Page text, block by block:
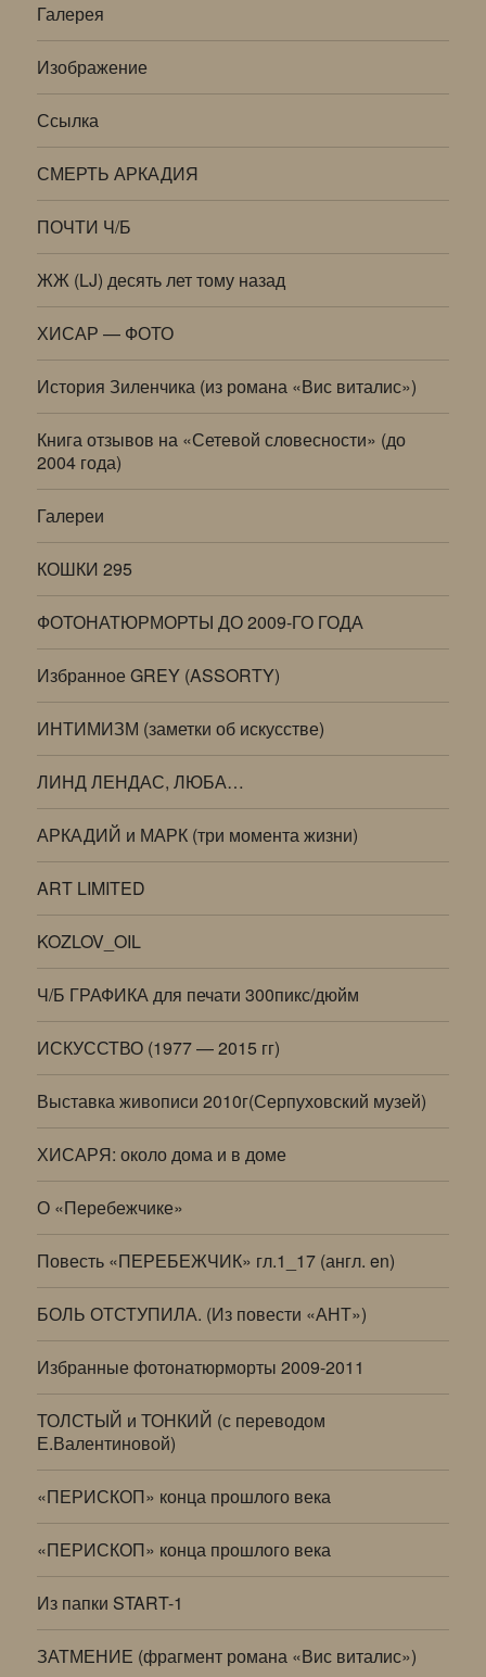
Галерея
Изображение
Ссылка
СМЕРТЬ АРКАДИЯ
ПОЧТИ Ч/Б
ЖЖ (LJ) десять лет тому назад
ХИСАР — ФОТО
История Зиленчика (из романа «Вис виталис»)
Книга отзывов на «Сетевой словесности» (до
2004 года)
Галереи
КОШКИ 295
ФОТОНАТЮРМОРТЫ ДО 2009-ГО ГОДА
Избранное GREY (ASSORTY)
ИНТИМИЗМ (заметки об искусстве)
ЛИНД ЛЕНДАС, ЛЮБА…
АРКАДИЙ и МАРК (три момента жизни)
ART LIMITED
KOZLOV_OIL
Ч/Б ГРАФИКА для печати 300пикс/дюйм
ИСКУССТВО (1977 — 2015 гг)
Выставка живописи 2010г(Серпуховский музей)
ХИСАРЯ: около дома и в доме
О «Перебежчике»
Повесть «ПЕРЕБЕЖЧИК» гл.1_17 (англ. en)
БОЛЬ ОТСТУПИЛА. (Из повести «АНТ»)
Избранные фотонатюрморты 2009-2011
ТОЛСТЫЙ и ТОНКИЙ (с переводом
Е.Валентиновой)
«ПЕРИСКОП» конца прошлого века
«ПЕРИСКОП» конца прошлого века
Из папки START-1
ЗАТМЕНИЕ (фрагмент романа «Вис виталис»)